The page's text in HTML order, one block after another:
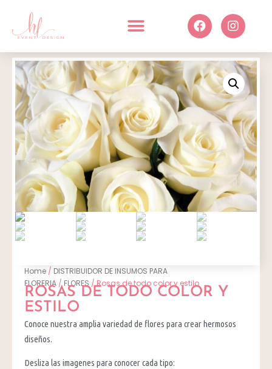
Home / DISTRIBUIDOR DE INSUMOS PARA
FLORERIA /FLORES / Rosas de todo color y estilo
ROSAS DE TODO COLOR Y
ESTILO
Conoce nuestra amplia variedad de flores para crear hermosos
diseños.
Desliza las imagenes para conocer cada tipo: